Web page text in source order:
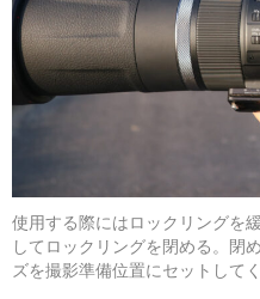
使用する際にはロックリングを
してロックリングを閉める。閉
ズを撮影準備位置にセットして